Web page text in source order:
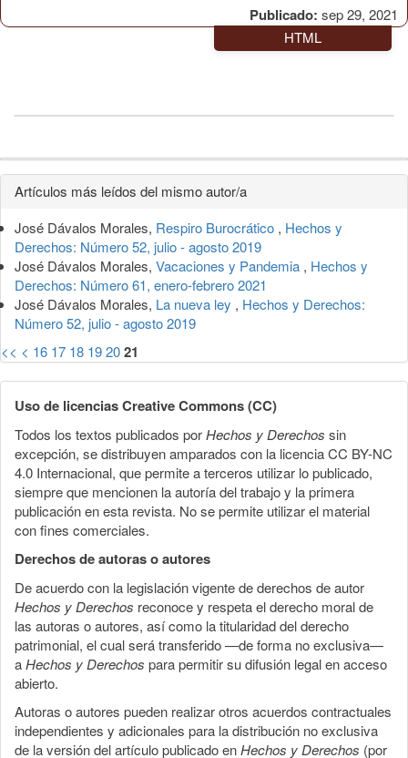
Publicado: sep 29, 2021
HTML
Detalles
del
artículo
Artículos más leídos del mismo autor/a
José Dávalos Morales, Respiro Burocrático , Hechos y
Derechos: Número 52, julio - agosto 2019
José Dávalos Morales, Vacaciones y Pandemia , Hechos y
Derechos: Número 61, enero-febrero 2021
José Dávalos Morales, La nueva ley , Hechos y Derechos:
Número 52, julio - agosto 2019
<< < 16 17 18 192021
Uso de licencias Creative Commons (CC)
Todos los textos publicados porHechos y Derechos sin
excepción, se distribuyen amparados con la licencia CC BY-NC
4.0 Internacional, que permite a terceros utilizar lo publicado,
siempre que mencionen la autoría del trabajo y la primera
publicación en esta revista. No se permite utilizar el material
con fines comerciales.
Derechos de autoras o autores
De acuerdo con la legislación vigente de derechos de autor
Hechos y Derechos reconoce y respeta el derecho moral de
las autoras o autores, así como la titularidad del derecho
patrimonial, el cual será transferido —de forma no exclusiva—
aHechos y Derechos para permitir su difusión legal en acceso
abierto.
Autoras o autores pueden realizar otros acuerdos contractuales
independientes y adicionales para la distribución no exclusiva
de la versión del artículo publicado enHechos y Derechos (por